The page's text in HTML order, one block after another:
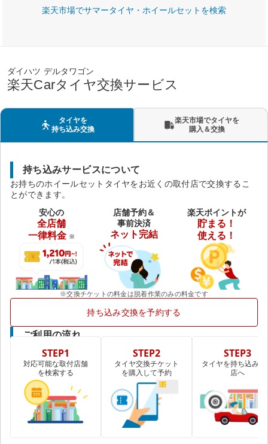
楽天市場でサマータイヤ・ホイールセットを検索
ダイハツ デルタワゴン
楽天Carタイヤ交換サービス
タイヤを
持ち込み交換
楽天市場でタイヤを
購入＆交換
持ち込みサービスについて
お持ちのホイールセットタイヤをお近くの取付店で交換するこ
とができます。
安心の
全店舗
一律料金 ※
店舗予約＆
事前決済
ネット完結
楽天ポイントが
貯まる！
使える！
※交換チケットの料金は脱着作業のみの料金です
持ち込み交換を予約する
ご利用の流れ
STEP1
対応可能な取付店舗
を検索する
STEP2
タイヤ交換チケット
を購入して予約
STEP3
タイヤを持ち込み取
店へ